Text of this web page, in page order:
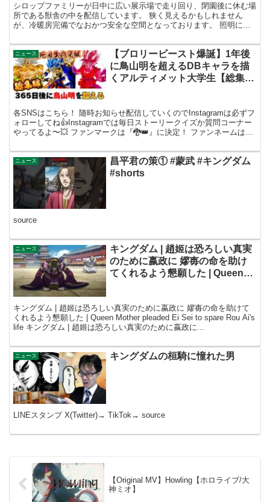
シロップファミリーが日中に広い展示場で走り回り、閉園後に休む場
所である獣舎の中を配信しています。 狭く見えるかもしれません
が、冷暖房完備でなおかつ安全な空間となっております。 照明につ
ニュース
【ブロリービースト爆誕】1年後
に鳥山明を超えるDBキャラを描
くアルティメット大学生【総集
各SNSはこちら！ 随時お知らせ配信していくのでInstagramは必ずフ
ォローしてね👍Instagramでは毎日ストーリークイズか質問コーナー
やってるよ〜💥 ファンマークは『🐉👑』に決定！ ファンネームは
ニュース
昌平君の策① #蒙武 #キングダム
#shorts
source
ニュース
キングダム | 趙姬は恐ろしい真実
のために嬴政に 嫪毐の命を助け
てくれるよう懇願した | Queen
キングダム | 趙姬は恐ろしい真実のために嬴政に 嫪毐の命を助けて
くれるよう懇願した | Queen Mother pleaded Ei Sei to spare Rou Ai's
life キングダム | 趙姬は恐ろしい真実のために嬴政に...
ニュース キングダムの桓騎に憧れた男
LINEスタンプ X(Twitter)→ TikTok→ source
【Original MV】Howling【ホロライブ/大
神ミオ】